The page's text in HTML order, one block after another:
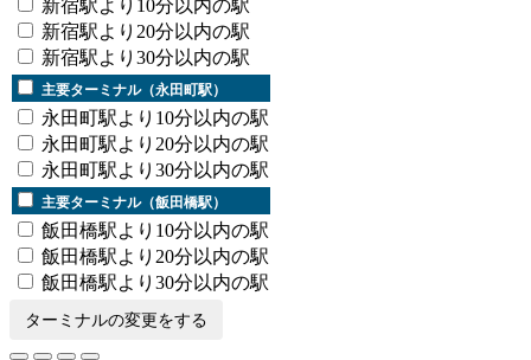
新宿駅より10分以内の駅
新宿駅より20分以内の駅
新宿駅より30分以内の駅
主要ターミナル（永田町駅）
永田町駅より10分以内の駅
永田町駅より20分以内の駅
永田町駅より30分以内の駅
主要ターミナル（飯田橋駅）
飯田橋駅より10分以内の駅
飯田橋駅より20分以内の駅
飯田橋駅より30分以内の駅
ターミナルの変更をする